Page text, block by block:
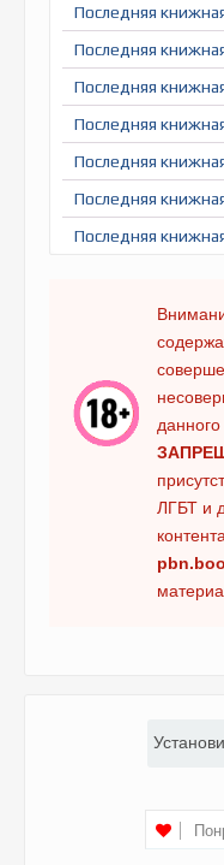
Последняя
Последняя
Последняя
Последняя
Последняя
Последняя
Последняя
Последняя
Последняя
Последняя
Последняя
Последняя
Последняя
Последняя
Последняя
Последняя
данного
ЛГБТ и